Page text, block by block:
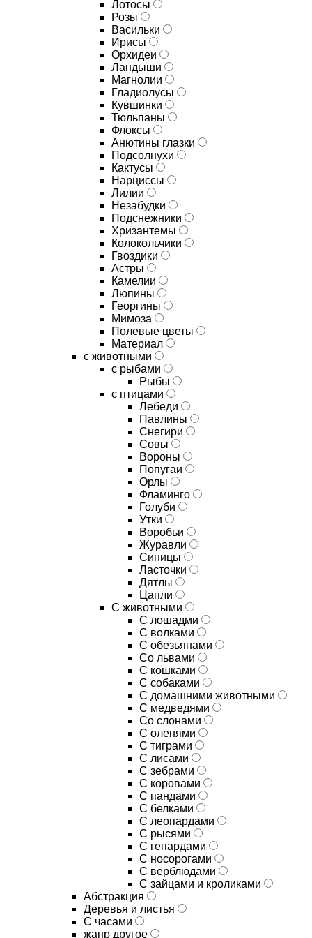
Лотосы
Розы
Васильки
Ирисы
Орхидеи
Ландыши
Магнолии
Гладиолусы
Кувшинки
Тюльпаны
Флоксы
Анютины глазки
Подсолнухи
Кактусы
Нарциссы
Лилии
Незабудки
Подснежники
Хризантемы
Колокольчики
Гвоздики
Астры
Камелии
Люпины
Георгины
Мимоза
Полевые цветы
Материал
с животными
с рыбами
Рыбы
с птицами
Лебеди
Павлины
Снегири
Совы
Вороны
Попугаи
Орлы
Фламинго
Голуби
Утки
Воробьи
Журавли
Синицы
Ласточки
Дятлы
Цапли
С животными
С лошадми
С волками
С обезьянами
Со львами
С кошками
С собаками
С домашними животными
С медведями
Со слонами
С оленями
С тиграми
С лисами
С зебрами
С коровами
С пандами
С белками
С леопардами
С рысями
С гепардами
С носорогами
С верблюдами
С зайцами и кроликами
Абстракция
Деревья и листья
С часами
жанр другое